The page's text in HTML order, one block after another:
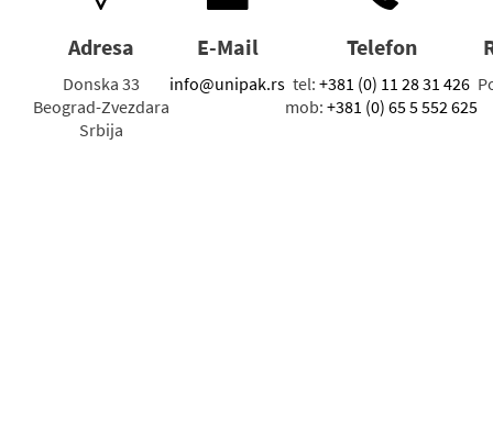
Adresa
Donska 33
Beograd-Zvezdara
Srbija
E-Mail
info@unipak.rs
Telefon
tel: +381 (0) 11 28 31 426
mob: +381 (0) 65 5 552 625